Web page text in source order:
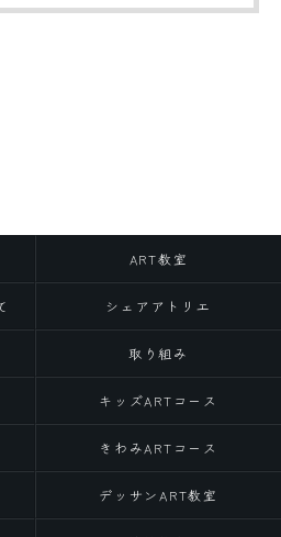
ART教室
シェアアトリエ
取り組み
キッズARTコース
きわみARTコース
デッサンART教室